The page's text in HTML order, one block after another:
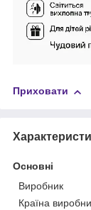
Приховати
Основні
Виробник
Країна